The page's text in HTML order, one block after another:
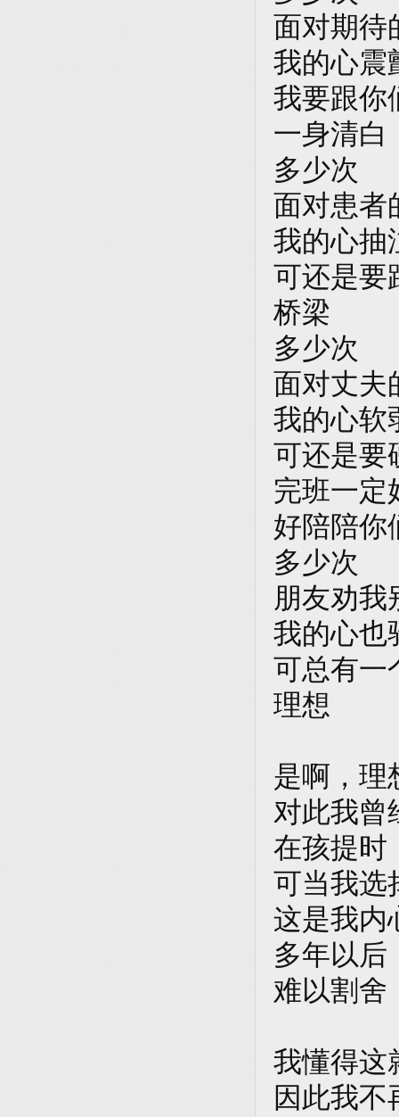
面对期待
我的心震
我要跟你
一身清白
多少次
面对患者
我的心抽
可还是要
桥梁
多少次
面对丈夫
我的心软
可还是要
完班一定
好陪陪你
多少次
朋友劝我
我的心也
可总有一
理想
是啊，理
对此我曾
在孩提时
可当我选
这是我内
多年以后
难以割舍
我懂得这
因此我不